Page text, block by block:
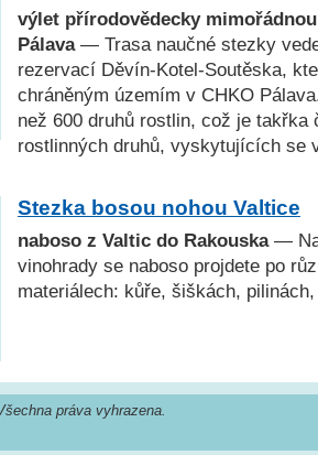
výlet přírodovědecky
Pálava— Trasa naučné stezky
rezervací Děvín-Kotel-Soutěska,
chráněným územím v CHKO
než 600 druhů rostlin, což je takřka
rostlinných druhů, vyskytujících se
Stezka bosou nohou Valtice
naboso z Valtic do Rakouska— Na
vinohrady se naboso projdete po
materiálech: kůře, šiškách,
práva vyhrazena.